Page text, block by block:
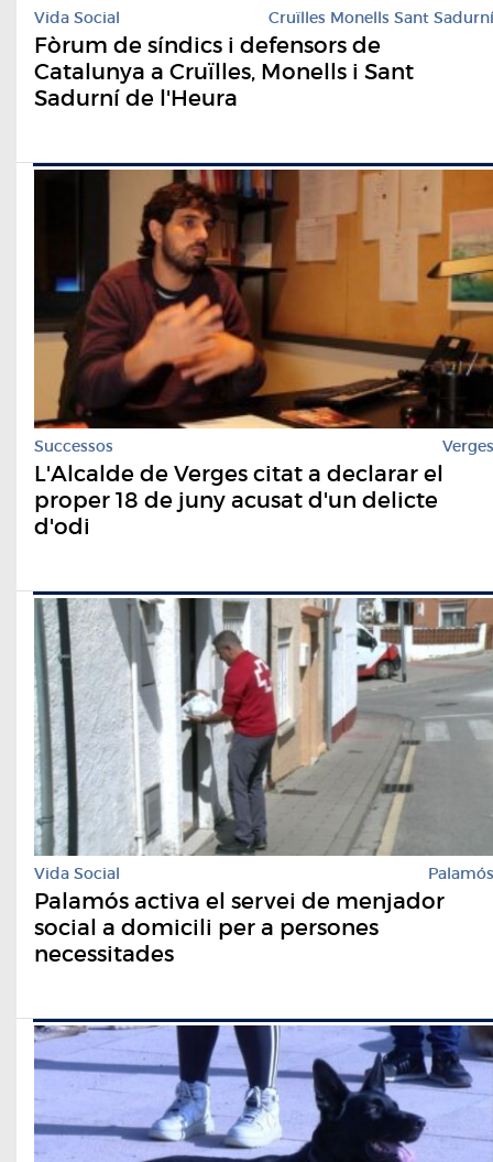
Vida Social Cruïlles Monells Sant Sadurní
Fòrum de síndics i defensors de
Catalunya a Cruïlles, Monells i Sant
Sadurní de l'Heura
Successos Verges
L'Alcalde de Verges citat a declarar el
proper 18 de juny acusat d'un delicte
d'odi
Vida Social Palamós
Palamós activa el servei de menjador
social a domicili per a persones
necessitades